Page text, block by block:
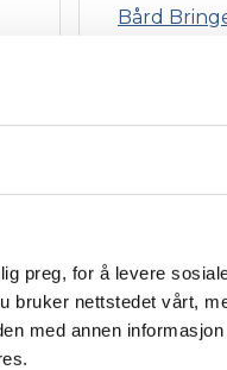
preg, for å levere
bruker nettstedet vårt,
med annen
Bård
NIRF
10.03.2020
NIRF